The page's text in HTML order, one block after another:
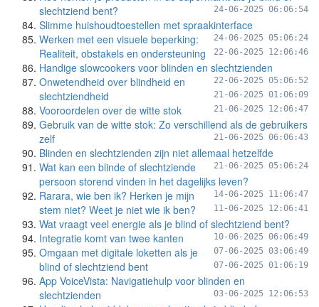
slechtziend bent?
24-06-2025 06:06:54
Slimme huishoudtoestellen met spraakinterface
24-06-2025 05:06:24
Werken met een visuele beperking:
Realiteit, obstakels en ondersteuning
22-06-2025 12:06:46
Handige slowcookers voor blinden en slechtzienden
22-06-2025 05:06:52
Onwetendheid over blindheid en
slechtziendheid
21-06-2025 01:06:09
Vooroordelen over de witte stok 21-06-2025 12:06:47
Gebruik van de witte stok: Zo verschillend als de gebruikers
zelf
21-06-2025 06:06:43
Blinden en slechtzienden zijn niet allemaal hetzelfde
21-06-2025 05:06:24
Wat kan een blinde of slechtziende
persoon storend vinden in het dagelijks leven?
14-06-2025 11:06:47
Rarara, wie ben ik? Herken je mijn
stem niet? Weet je niet wie ik ben?
11-06-2025 12:06:41
Wat vraagt veel energie als je blind of slechtziend bent?
10-06-2025 06:06:49
Integratie komt van twee kanten
07-06-2025 03:06:49
Omgaan met digitale loketten als je
blind of slechtziend bent
07-06-2025 01:06:19
App VoiceVista: Navigatiehulp voor blinden en
slechtzienden
03-06-2025 12:06:53